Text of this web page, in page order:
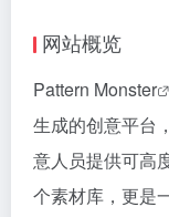
网站概览
Pattern Monster
生成的创意平台
意人员提供可高
个素材库，更是